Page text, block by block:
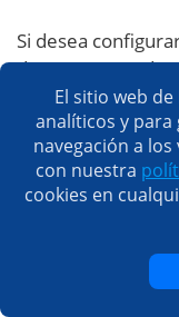
Si desea
de una cuenta de
365 dentro de su
un contacto.
asignar la
omitir la sección
la siguiente
Añadir un
El sitio web
analíticos y
navegación a
con nuestra
cookies en